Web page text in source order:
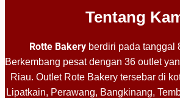
Tentang
Rotte Bakeryberdiri pada tanggal
Berkembang pesat dengan 36 outlet
Riau. Outlet Rote Bakery tersebar di
Lipatkain, Perawang, Bangkinang,